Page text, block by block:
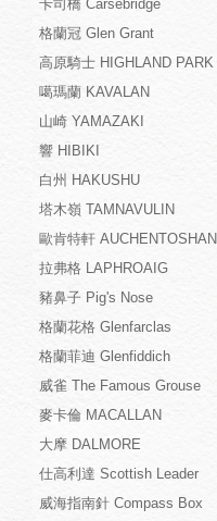
卡司橋 Carsebridge
格蘭冠 Glen Grant
高原騎士 HIGHLAND PARK
噶瑪蘭 KAVALAN
山崎 YAMAZAKI
響 HIBIKI
白州 HAKUSHU
塔木嶺 TAMNAVULIN
歐肯特軒 AUCHENTOSHAN
拉弗格 LAPHROAIG
豬鼻子 Pig's Nose
格蘭花格 Glenfarclas
格蘭菲迪 Glenfiddich
威雀 The Famous Grouse
麥卡倫 MACALLAN
大摩 DALMORE
仕高利達 Scottish Leader
威海指南針 Compass Box